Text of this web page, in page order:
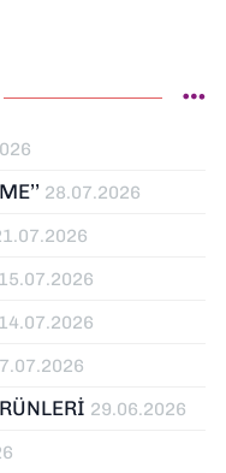
28.07.2026
15.07.2026
14.07.2026
29.06.2026